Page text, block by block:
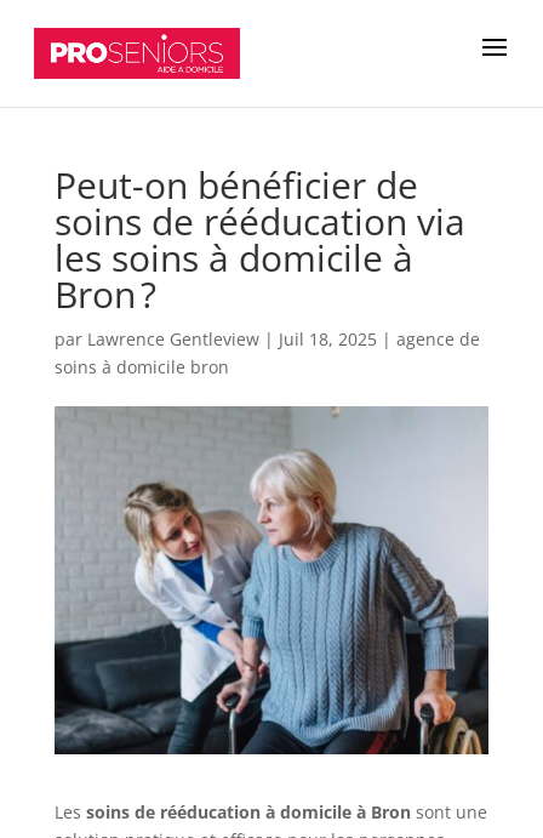
Peut-on bénéficier de
soins de rééducation via
les soins à domicile à
Bron ?
par Lawrence Gentleview| Juil 18, 2025| agence de
soins à domicile bron
Les soins de rééducation à domicile à Bronsont une